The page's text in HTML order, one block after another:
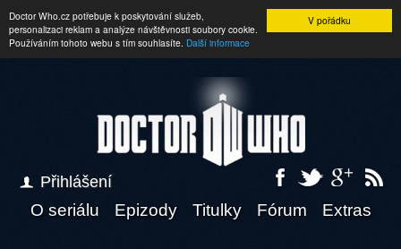
V pořádku
Doctor Who.cz potřebuje k poskytování služeb,
personalizaci reklam a analýze návštěvnosti soubory cookie.
Používáním tohoto webu s tím souhlasíte. Další informace
Přihlášení
O seriálu Epizody Titulky Fórum Extras